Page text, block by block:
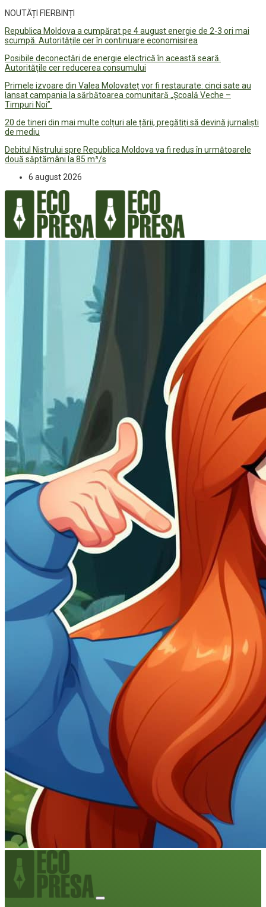
NOUTĂȚI FIERBINȚI
Republica Moldova a cumpărat pe 4 august energie de 2-3 ori mai
scumpă. Autoritățile cer în continuare economisirea
Posibile deconectări de energie electrică în această seară.
Autoritățile cer reducerea consumului
Primele izvoare din Valea Molovateț vor fi restaurate: cinci sate au
lansat campania la sărbătoarea comunitară „Școală Veche –
Timpuri Noi”
20 de tineri din mai multe colțuri ale țării, pregătiți să devină jurnaliști
de mediu
Debitul Nistrului spre Republica Moldova va fi redus în următoarele
două săptămâni la 85 m³/s
6 august 2026